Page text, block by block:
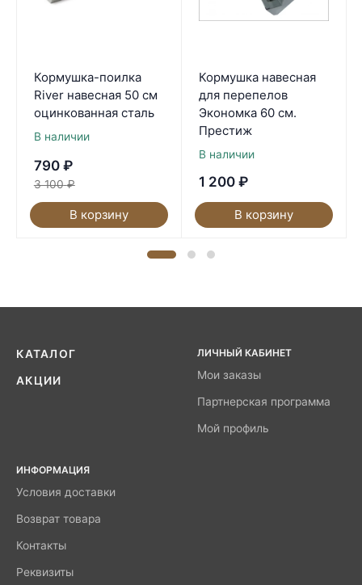
Кормушка-поилка
River навесная 50 см
оцинкованная сталь
В наличии
790 ₽
3 100 ₽
В корзину
Кормушка навесная
для перепелов
Экономка 60 см.
Престиж
В наличии
1 200 ₽
В корзину
КАТАЛОГ
АКЦИИ
ЛИЧНЫЙ КАБИНЕТ
Мои заказы
Партнерская программа
Мой профиль
ИНФОРМАЦИЯ
Условия доставки
Возврат товара
Контакты
Реквизиты